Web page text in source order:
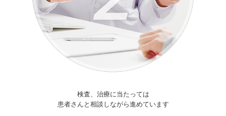
検査、治療に当たっては
患者さんと相談しながら進めています